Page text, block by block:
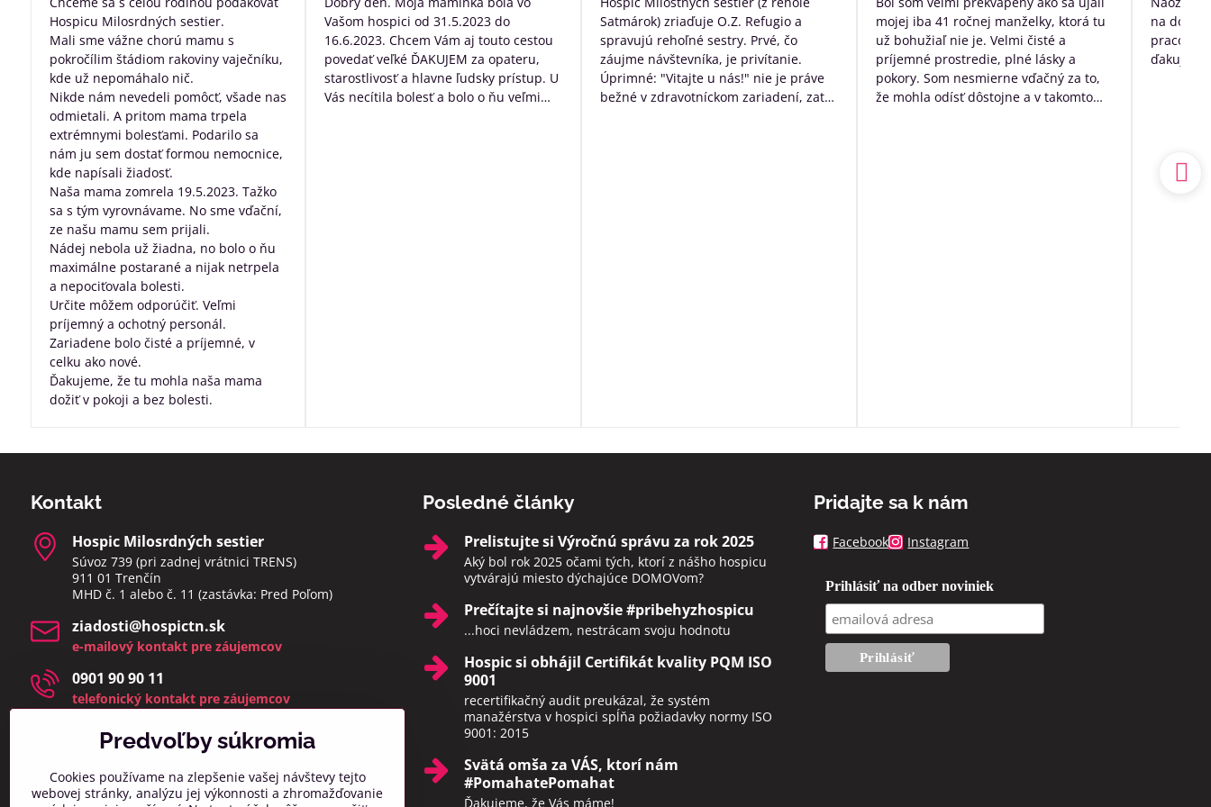
5
Hospicu Milosrdných sestier.
Mali sme vážne chorú mamu s
pokročílim štádiom rakoviny vaječníku,
kde už nepomáhalo nič.
Nikde nám nevedeli pomôcť, všade nas
odmietali. A pritom mama trpela
extrémnymi bolesťami. Podarilo sa
nám ju sem dostať formou nemocnice,
kde napísali žiadosť.
Naša mama zomrela 19.5.2023. Tažko
sa s tým vyrovnávame. No sme vďační,
ze našu mamu sem prijali.
Nádej nebola už žiadna, no bolo o ňu
maximálne postarané a nijak netrpela
a nepociťovala bolesti.
Určite môžem odporúčiť. Veľmi
príjemný a ochotný personál.
Zariadene bolo čisté a príjemné, v
celku ako nové.
Ďakujeme, že tu mohla naša mama
dožiť v pokoji a bez bolesti.
5
Vašom hospici od 31.5.2023 do
16.6.2023. Chcem Vám aj touto cestou
povedať veľké ĎAKUJEM za opateru,
starostlivosť a hlavne ľudsky prístup. U
Vás necítila bolesť a bolo o ňu veľmi
5
Satmárok) zriaďuje O.Z. Refugio a
spravujú rehoľné sestry. Prvé, čo
záujme návštevníka, je privítanie.
Úprimné: "Vitajte u nás!" nie je práve
bežné v zdravotníckom zariadení, zato
5
mojej iba 41 ročnej manželky, ktorá tu
už bohužiaľ nie je. Velmi čisté a
príjemné prostredie, plné lásky a
pokory. Som nesmierne vďačný za to,
že mohla odísť dôstojne a v takomto
na
ďakujem
Kontakt
Hospic Milosrdných sestier
Súvoz 739 (pri zadnej vrátnici TRENS)
911 01 Trenčín
MHD č. 1 alebo č. 11 (zastávka: Pred Poľom)
ziadosti​@hospictn​.sk
e-mailový kontakt pre záujemcov
0901 90 90 11
telefonický kontakt pre záujemcov
telefonáty a osobné návštevy prijímame v čase 8:00 –
14:00
(zmeškané hovory a osobné návštevy mimo týchto
info​@hospictn​.sk
Posledné články
Prelistujte si Výročnú správu za rok 2025
Aký bol rok 2025 očami tých, ktorí z nášho hospicu
vytvárajú miesto dýchajúce DOMOVom?
Prečítajte si najnovšie #pribehyzhospicu
...hoci nevládzem, nestrácam svoju hodnotu
Hospic si obhájil Certifikát kvality PQM ISO
9001
recertifikačný audit preukázal, že systém
manažérstva v hospici spĺňa požiadavky normy ISO
9001: 2015
Svätá omša za VÁS, ktorí nám
#PomahatePomahat
Ďakujeme, že Vás máme!
Pridajte sa k nám
Facebook Instagram
Prihlásiť na odber noviniek
Predvoľby súkromia
Cookies používame na zlepšenie vašej návštevy tejto
webovej stránky, analýzu jej výkonnosti a zhromažďovanie